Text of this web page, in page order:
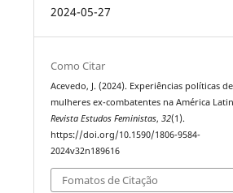
2024-05-27
Como Citar
Acevedo, J. (2024). Experiências políticas de
mulheres ex-combatentes na América
Revista Estudos Feministas,32(1).
https://doi.org/10.1590/1806-9584-
2024v32n189616
Fomatos de Citação